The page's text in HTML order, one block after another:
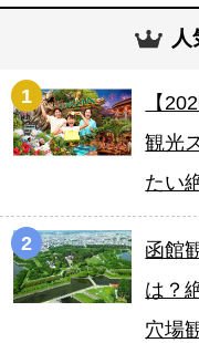
人
1
【
観光
たい
2
函館
は？
穴場